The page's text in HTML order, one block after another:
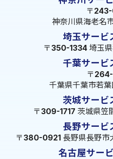
〒
神奈川県海老名
埼玉サービ
〒350-1334 埼玉
千葉サービ
〒
千葉県千葉市若
茨城サービ
〒309-1717 茨城県笠
長野サービ
〒380-0921 長野県長野市
名古屋サー